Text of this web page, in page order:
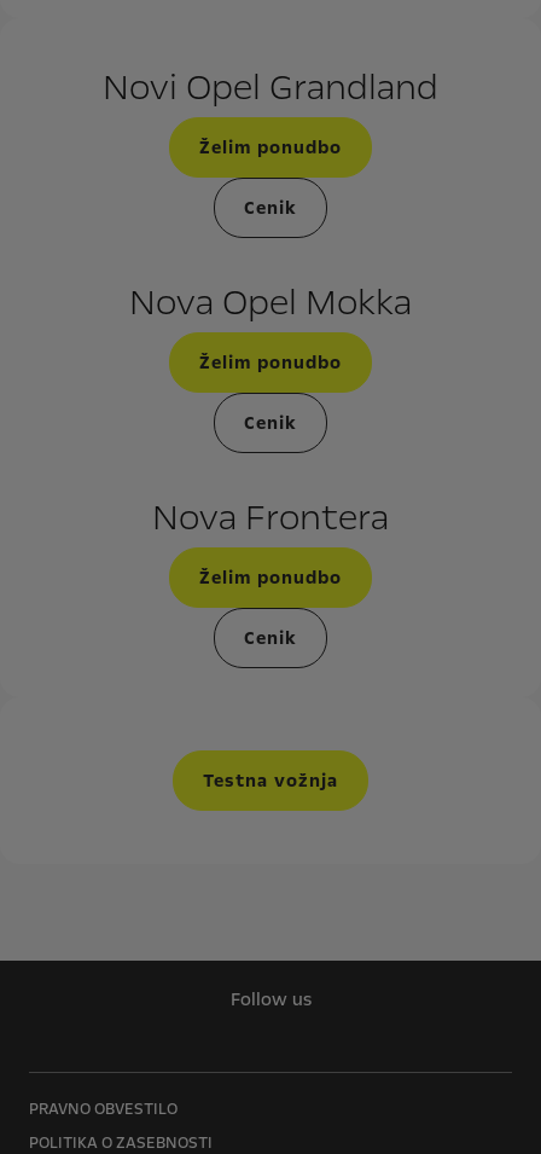
Novi Opel Grandland
Želim ponudbo
Cenik
Nova Opel Mokka
Želim ponudbo
Cenik
Nova Frontera
Želim ponudbo
Cenik
Testna vožnja
Follow us
PRAVNO OBVESTILO
POLITIKA O ZASEBNOSTI